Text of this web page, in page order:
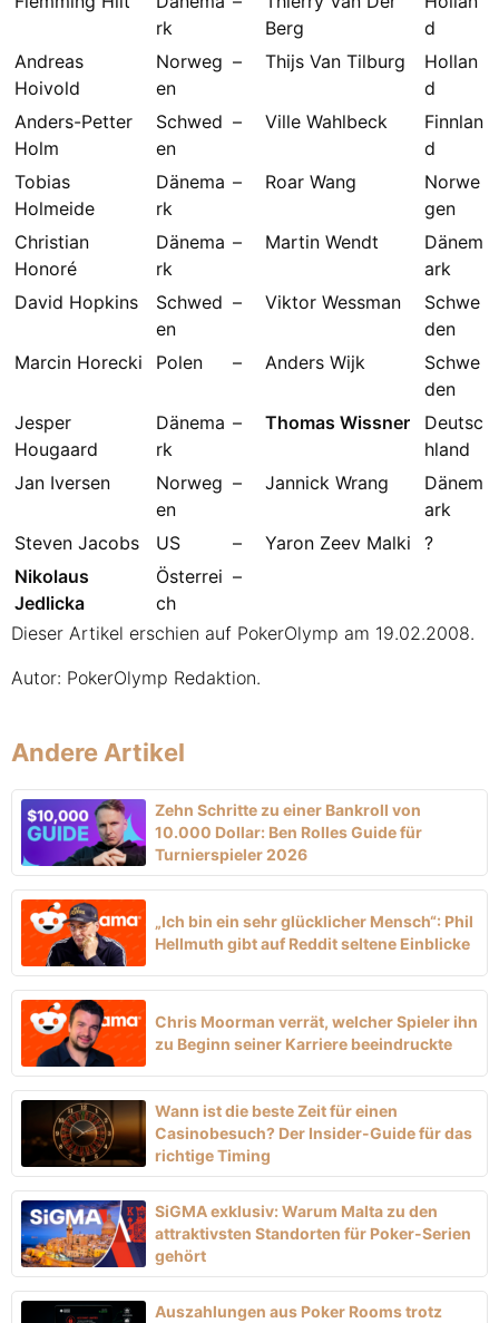
rk
Berg
d
Andreas
Hoivold
Norweg
en
– Thijs Van Tilburg
Hollan
d
Anders-Petter
Holm
Schwed
en
– Ville Wahlbeck
Finnlan
d
Tobias
Holmeide
Dänema
rk
– Roar Wang
Norwe
gen
Christian
Honoré
Dänema
rk
– Martin Wendt
Dänem
ark
David Hopkins
Schwed
en
– Viktor Wessman
Schwe
den
Marcin Horecki
Polen – Anders Wijk
Schwe
den
Jesper
Hougaard
Dänema
rk
– Thomas Wissner
Deutsc
hland
Jan Iversen
Norweg
en
– Jannick Wrang
Dänem
ark
Steven Jacobs
US – Yaron Zeev Malki
?
Nikolaus
Jedlicka
Österrei
ch
–
Dieser Artikel erschien auf PokerOlymp am 19.02.2008.
Autor: PokerOlymp Redaktion.
Andere Artikel
Zehn Schritte zu einer Bankroll von
10.000 Dollar: Ben Rolles Guide für
Turnierspieler 2026
„Ich bin ein sehr glücklicher Mensch“: Phil
Hellmuth gibt auf Reddit seltene Einblicke
Chris Moorman verrät, welcher Spieler ihn
zu Beginn seiner Karriere beeindruckte
Wann ist die beste Zeit für einen
Casinobesuch? Der Insider-Guide für das
richtige Timing
SiGMA exklusiv: Warum Malta zu den
attraktivsten Standorten für Poker-Serien
gehört
Auszahlungen aus Poker Rooms trotz